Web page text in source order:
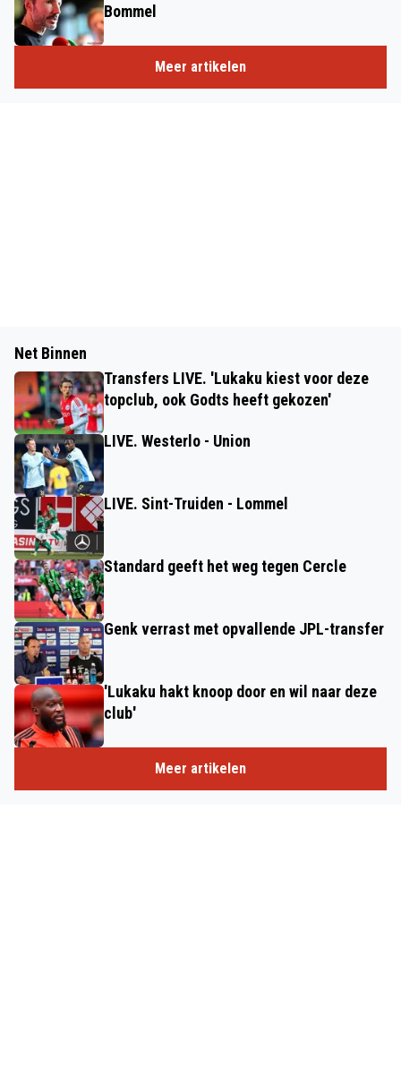
Bommel
Meer artikelen
Net Binnen
Transfers LIVE. 'Lukaku kiest voor deze
topclub, ook Godts heeft gekozen'
LIVE. Westerlo - Union
LIVE. Sint-Truiden - Lommel
Standard geeft het weg tegen Cercle
Genk verrast met opvallende JPL-transfer
'Lukaku hakt knoop door en wil naar deze
club'
Meer artikelen